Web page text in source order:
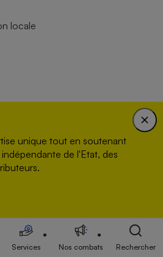
unique tout en soutenant
de l'Etat, des
locale
Services Nos combats Rechercher